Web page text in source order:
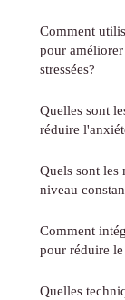
Comment
pour
stressées?
Quelles sont
réduire
Quels sont les
niveau
Comment
pour réduire
Quelles